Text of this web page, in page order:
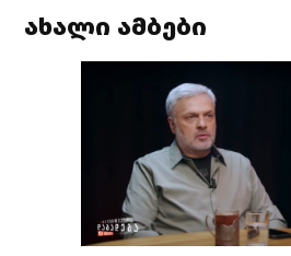
ახალი ამბები